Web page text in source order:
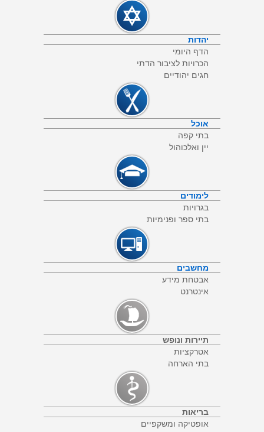
יהדות
הדף היומי
הכרויות לציבור הדתי
חגים יהודיים
אוכל
בתי קפה
יין ואלכוהול
לימודים
בגרויות
בתי ספר ופנימיות
מחשבים
אבטחת מידע
אינטרנט
תיירות ונופש
אטרקציות
בתי הארחה
בריאות
אופטיקה ומשקפיים